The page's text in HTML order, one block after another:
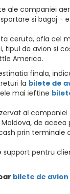
ale companiei
si bagaj
ceruta, afla cel
tipul de avion si
America.
finala,
la bilete de
mai ieftine
al
de aceea
prin terminale
support pentru
bilete de